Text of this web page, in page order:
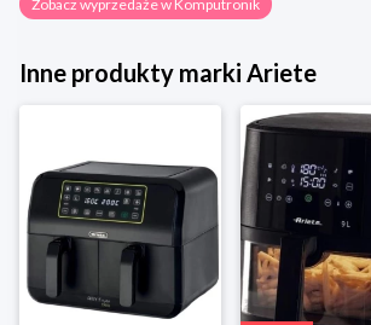
Zobacz wyprzedaże w Komputronik
Inne produkty marki Ariete